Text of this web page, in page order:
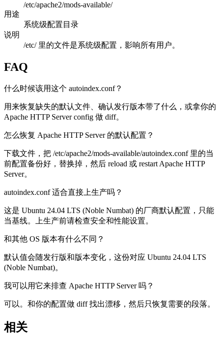
/etc/apache2/mods-available/
用途
系统级配置目录
说明
/etc/ 里的文件是系统级配置，影响所有用户。
FAQ
什么时候该用这个 autoindex.conf？
用来恢复缺失的默认文件、确认发行版本带了什么，或拿你的
Apache HTTP Server config 做 diff。
怎么恢复 Apache HTTP Server 的默认配置？
下载文件，把 /etc/apache2/mods-available/autoindex.conf 里的当
前配置备份好，替换掉，然后 reload 或 restart Apache HTTP
Server。
autoindex.conf 适合直接上生产吗？
这是 Ubuntu 24.04 LTS (Noble Numbat) 的厂商默认配置，只能
当基线。上生产前请检查安全和性能设置。
和其他 OS 版本有什么不同？
默认值会随发行版和版本变化，这份对应 Ubuntu 24.04 LTS
(Noble Numbat)。
我可以用它来排查 Apache HTTP Server 吗？
可以。和你的配置做 diff 找出漂移，然后只恢复需要的段落。
相关